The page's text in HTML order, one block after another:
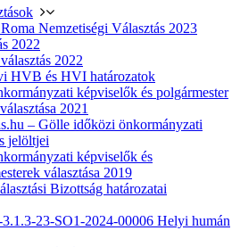
Nemzetiségi Választás 2023
2022
2022
HVB és HVI határozatok
képviselők és polgármester
2021
– Gölle időközi önkormányzati
jelöltjei
képviselők és
választása 2019
Bizottság határozatai
23-SO1-2024-00006 Helyi humán